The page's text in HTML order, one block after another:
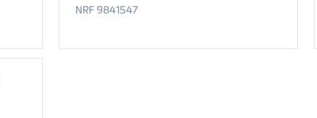
NRF 9841547